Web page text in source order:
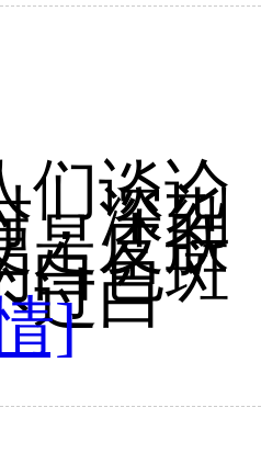
谈论
，深刻
是皮肤
白色斑
过白
]